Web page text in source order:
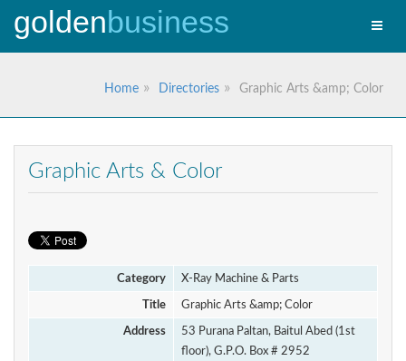
goldenbusiness
Toggle
Home Directories Graphic Arts &amp; Color
Graphic Arts & Color
Category X-Ray Machine & Parts
Title Graphic Arts &amp; Color
Address
53 Purana Paltan, Baitul Abed (1st
floor), G.P.O. Box # 2952